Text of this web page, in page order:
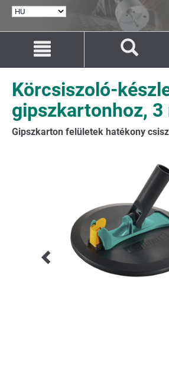
KIVÁLASZTÁSA
tartalomhoz
navigációhoz
Körcsiszoló-
gipszkartonhoz, 3
Gipszkarton felületek hatékony